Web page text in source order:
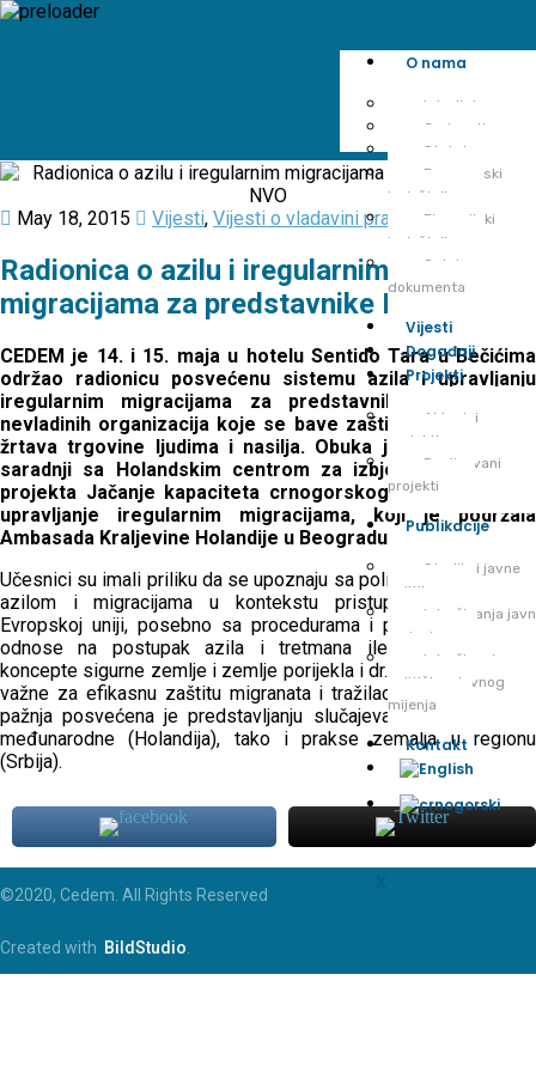
O nama
Istorijat
Cedem tim
Statut
Programski
izvještaji
Finansijski
izvještaji
Ostala
dokumenta
Vijesti
Događaji
Projekti
Aktuelni
projekti
Realizovani
projekti
Publikacije
Studije i javne
politike
Istraživanja
mnjenja
Istraživanje
političkog javnog
mijenja
Kontakt
May 18, 2015 Vijesti, Vijesti o vladavini prava
Radionica o azilu i iregularnim
migracijama za predstavnike NVO
CEDEM je 14. i 15. maja u hotelu Sentido Tara u Bečićima
održao radionicu posvećenu sistemu azila i upravljanju
iregularnim migracijama za predstavnike crnogorskih
nevladinih organizacija koje se bave zaštitom migranata i
žrtava trgovine ljudima i nasilja. Obuka je realizovana u
saradnji sa Holandskim centrom za izbjeglice, u okviru
projekta Jačanje kapaciteta crnogorskog sistema azila i
upravljanje iregularnim migracijama, koji je podržala
Ambasada Kraljevine Holandije u Beogradu.
Učesnici su imali priliku da se upoznaju sa politikama upravljanja
azilom i migracijama u kontekstu pristupanja Crne Gore
Evropskoj uniji, posebno sa procedurama i propisima koji se
odnose na postupak azila i tretmana ilegalnih migranata,
koncepte sigurne zemlje i zemlje porijekla i dr. problemi. koje su
važne za efikasnu zaštitu migranata i tražilaca azila. Posebna
pažnja posvećena je predstavljanju slučajeva iz prakse, kako
međunarodne (Holandija), tako i prakse zemalja u regionu
(Srbija).
©2020, Cedem. All Rights Reserved
Created with BildStudio